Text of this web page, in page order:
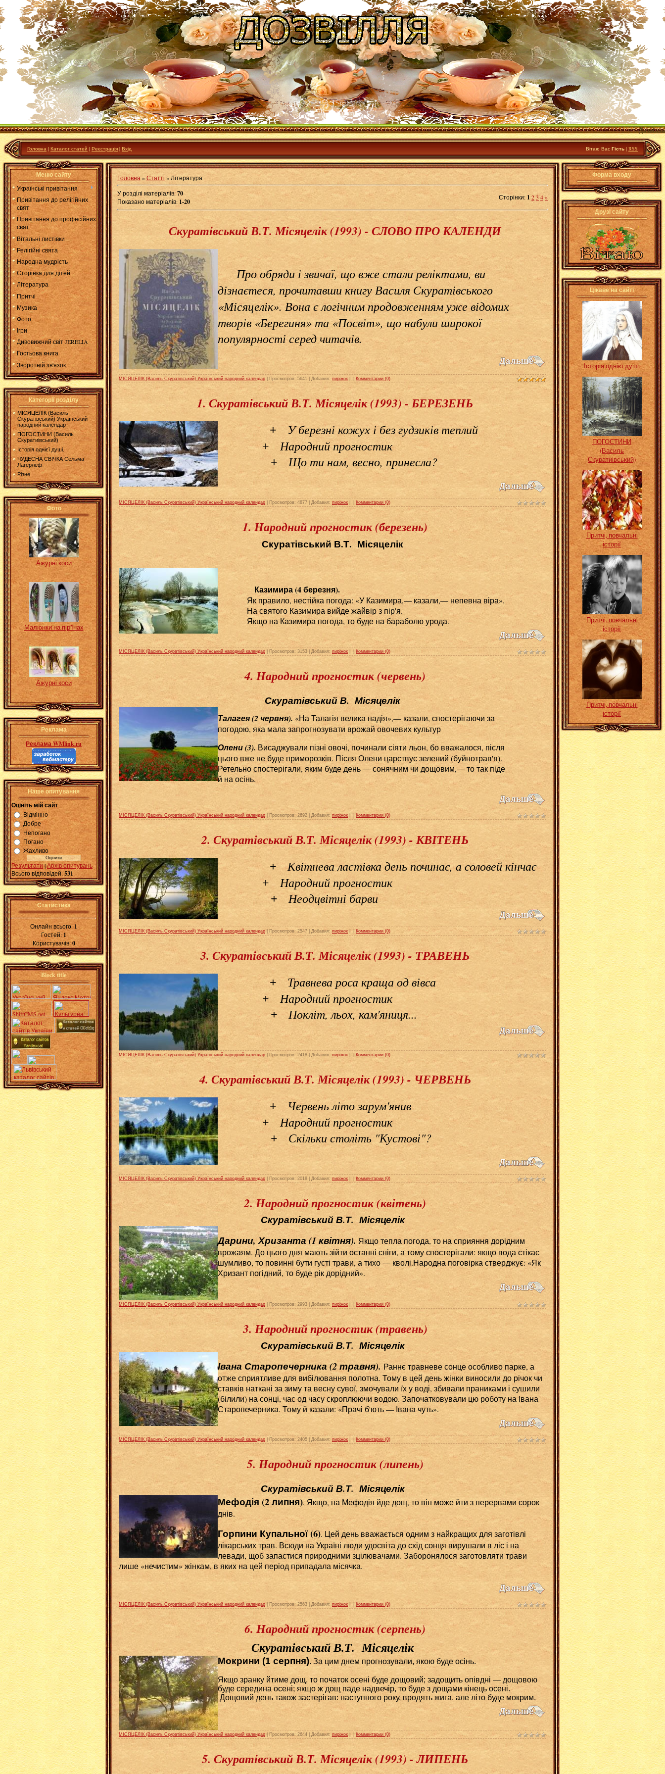
Дозвілля
Головна | Каталог статей | Реєстрація | Вхід Вітаю Вас Гість | RSS
Меню сайту
Українські привітання
Привітання до релігійних
свят
Привітання до професійних
свят
Вітальні листівки
Релігійні свята
Народна мудрість
Сторінка для дітей
Література
Притчі
Музика
Фото
Ігри
Дивовижний світ JERELIA
Гостьова книга
Зворотній зв'язок
Категорії розділу
МІСЯЦЕЛІК (Василь
Скуратівський) Український
народний календар
ПОГОСТИНИ (Василь
Скуратиівський)
Історія однієї душі.
ЧУДЕСНА СВІЧКА Сельма
Лагерлеф
Різне
Фото
Ажурні коси
Малюнки на пір'їнах
Ажурні коси
Реклама
Реклама WMlink.ru
Наше опитування
Оцініть мій сайт
Відмінно
Добре
Непогано
Погано
Жахливо
Результати|Архів опитувань
Всього відповідей:531
Статистика
Онлайн всього:1
Гостей:1
Користувачів:0
Block title
Головна »Статті » Література
У розділі матеріалів:70
Показано матеріалів:1-20
Сторінки:123 4»
Скуратівський В.Т. Місяцелік (1993) - СЛОВО ПРО КАЛЕНДИ
Про обряди і звичаї, що вже стали реліктами, ви
дізнаєтеся, прочитавши книгу Василя Скуратівського
«Місяцелік». Вона є логічним продовженням уже відомих
творів «Берегиня» та «Посвіт», що набули широкої
популярності серед читачів.
МІСЯЦЕЛІК (Василь Скуратівський) Український народний календар | Просмотров: 5641 | Добавил: пиріжок Комментарии (0)
1. Скуратівський В.Т. Місяцелік (1993) - БЕРЕЗЕНЬ
+ У березні кожух і без гудзиків теплий
+ Народний прогностик
+ Що ти нам, весно, принесла?
МІСЯЦЕЛІК (Василь Скуратівський) Український народний календар | Просмотров: 4877 | Добавил: пиріжок Комментарии (0)
1. Народний прогностик (березень)
Скуратівський В.Т. Місяцелік
Казимира (4 березня).
Як правило, нестійка погода: «У Казимира,— казали,— непевна віра».
На святого Казимира вийде жайвір з пір'я.
Якщо на Казимира погода, то буде на бараболю урода.
МІСЯЦЕЛІК (Василь Скуратівський) Український народний календар | Просмотров: 3153 | Добавил: пиріжок | | Комментарии (0)
4. Народний прогностик (червень)
Скуратівський В. Місяцелік
Талагея (2 червня). «На Талагія велика надія»,— казали, спостерігаючи за
погодою, яка мала запрогнозувати врожай овочевих культур
Олени (3). Висаджували пізні овочі, починали сіяти льон, бо вважалося, після
цього вже не буде приморозків. Після Олени царствує зелений (буйнотрав'я).
Ретельно спостерігали, яким буде день — сонячним чи дощовим,— то так піде
й на осінь.
МІСЯЦЕЛІК (Василь Скуратівський) Український народний календар | Просмотров: 2692 | Добавил: пиріжок Комментарии (0)
2. Скуратівський В.Т. Місяцелік (1993) - КВІТЕНЬ
+ Квітнева ластівка день починає, а соловей кінчає
+ Народний прогностик
+ Неодцвітні барви
МІСЯЦЕЛІК (Василь Скуратівський) Український народний календар| Просмотров: 2547 | Добавил: пиріжок Комментарии (0)
3. Скуратівський В.Т. Місяцелік (1993) - ТРАВЕНЬ
+ Травнева роса краща од вівса
+ Народний прогностик
+ Покліт, льох, кам'яниця...
МІСЯЦЕЛІК (Василь Скуратівський) Український народний календар | Просмотров: 2418 | Добавил: пиріжок Комментарии (0)
4. Скуратівський В.Т. Місяцелік (1993) - ЧЕРВЕНЬ
+ Червень літо зарум'янив
+ Народний прогностик
+ Скільки століть "Кустові"?
МІСЯЦЕЛІК (Василь Скуратівський) Український народний календар | Просмотров: 2018 | Добавил: пиріжок Комментарии (0)
2. Народний прогностик (квітень)
Скуратівський В.Т. Місяцелік
Дарини, Хризанта (1 квітня). Якщо тепла погода, то на сприяння дорідним
врожаям. До цього дня мають зійти останні сніги, а тому спостерігали: якщо вода стікає
шумливо, то повинні бути густі трави, а тихо — кволі.Народна поговірка стверджує: «Як
Хризант погідний, то буде рік дорідний».
МІСЯЦЕЛІК (Василь Скуратівський) Український народний календар | Просмотров: 2993 | Добавил: пиріжок Комментарии (0)
3. Народний прогностик (травень)
Скуратівський В.Т. Місяцелік
Івана Старопечерника (2 травня). Раннє травневе сонце особливо парке, а
отже сприятливе для вибілювання полотна. Тому в цей день жінки виносили до річок чи
ставків наткані за зиму та весну сувої, змочували їх у воді, збивали праниками і сушили
(білили) на сонці, час од часу скроплюючи водою. Започатковували цю роботу на Івана
Старопечерника. Тому й казали: «Прачі б'ють — Івана чуть».
МІСЯЦЕЛІК (Василь Скуратівський) Український народний календар | Просмотров: 2405 | Добавил: пиріжок Комментарии (0)
5. Народний прогностик (липень)
Скуратівський В.Т. Місяцелік
Мефодія (2 липня). Якщо, на Мефодія йде дощ, то він може йти з перервами сорок
днів.
Горпини Купальної (6). Цей день вважається одним з найкращих для заготівлі
лікарських трав. Всюди на Україні люди удосвіта до схід сонця вирушали в ліс і на
левади, щоб запастися природними зцілювачами. Заборонялося заготовляти трави
лише «нечистим» жінкам, в яких на цей період припадала місячка.
МІСЯЦЕЛІК (Василь Скуратівський) Український народний календар| Просмотров: 2563 | Добавил: пиріжок Комментарии (0)
6. Народний прогностик (серпень)
Скуратівський В.Т. Місяцелік
Мокрини (1 серпня). За цим днем прогнозували, якою буде осінь.
Якщо зранку йтиме дощ, то початок осені буде дощовий; задощить опівдні — дощовою
буде середина осені; якщо ж дощ паде надвечір, то буде з дощами кінець осені.
Дощовий день також застерігав: наступного року, вродять жига, але літо буде мокрим.
МІСЯЦЕЛІК (Василь Скуратівський) Український народний календар | Просмотров: 2644 | Добавил: пиріжок Комментарии (0)
5. Скуратівський В.Т. Місяцелік (1993) - ЛИПЕНЬ
Форма входу
Друзі сайту
Цікаве на сайті
Історія однієї душі.
ПОГОСТИНИ
(Василь
Скуратиівський)
Притчі, повчальні
історії
Притчі, повчальні
історії
Притчі, повчальні
історії